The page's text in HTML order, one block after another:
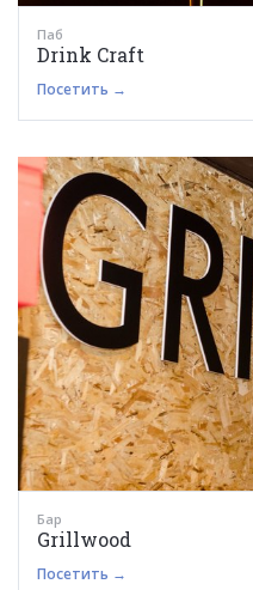
Паб
Drink Craft
Посетить →
Бар
Grillwood
Посетить →